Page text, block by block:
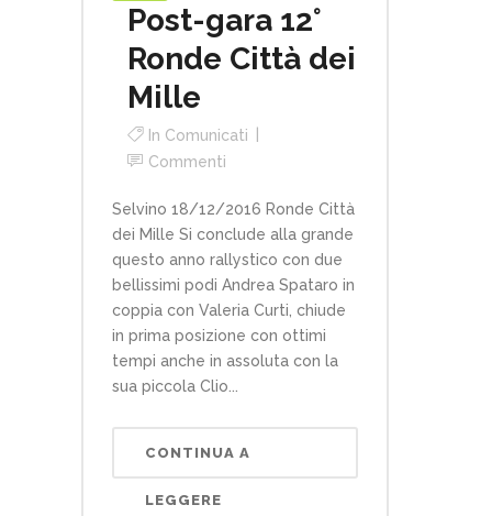
Post-gara 12°
Ronde Città dei
Mille
In Comunicati
Commenti
Selvino 18/12/2016 Ronde Città
dei Mille Si conclude alla grande
questo anno rallystico con due
bellissimi podi Andrea Spataro in
coppia con Valeria Curti, chiude
in prima posizione con ottimi
tempi anche in assoluta con la
sua piccola Clio...
CONTINUA A
LEGGERE